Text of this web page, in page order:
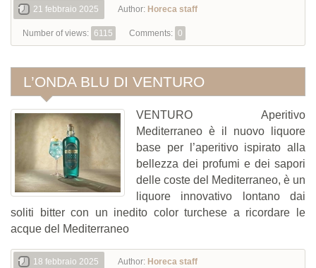
21 febbraio 2025 Author: Horeca staff
Number of views: 6115 Comments: 0
L’ONDA BLU DI VENTURO
VENTURO Aperitivo
Mediterraneo è il nuovo liquore
base per l’aperitivo ispirato alla
bellezza dei profumi e dei sapori
delle coste del Mediterraneo, è un
liquore innovativo lontano dai
soliti bitter con un inedito color turchese a ricordare le
acque del Mediterraneo
18 febbraio 2025 Author: Horeca staff